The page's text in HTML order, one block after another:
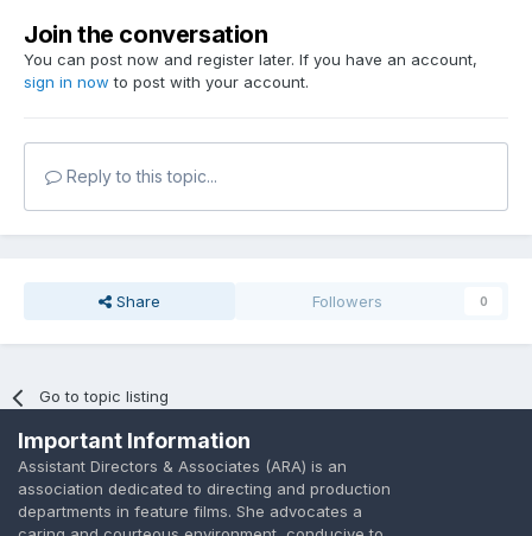
Join the conversation
You can post now and register later. If you have an account,
sign in now to post with your account.
Reply to this topic...
Share Followers 0
Go to topic listing
Important Information
Assistant Directors & Associates (ARA) is an
association dedicated to directing and production
departments in feature films. She advocates a